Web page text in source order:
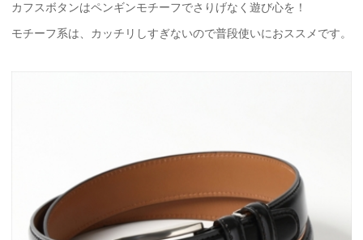
カフスボタンはペンギンモチーフでさりげなく遊び心を！
モチーフ系は、カッチリしすぎないので普段使いにおススメです。